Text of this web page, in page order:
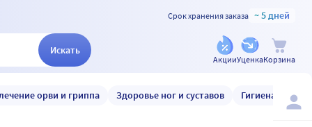
Срок хранения заказа ~ 5 дней
Искать
АкцииУценкаКорзина
орви и гриппа Здоровье ног и суставов Гигиена и уход